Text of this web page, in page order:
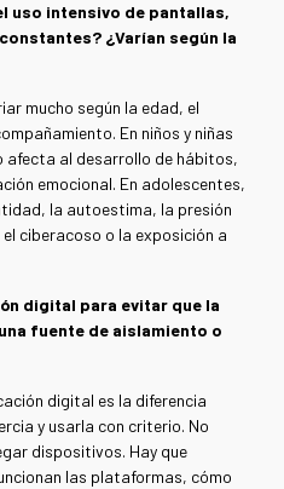
uso intensivo de pantallas,
¿Varían según la
mucho según la edad, el
En niños y niñas
afecta al desarrollo de hábitos,
emocional. En adolescentes,
la autoestima, la presión
ciberacoso o la exposición a
digital para evitar que la
fuente de aislamiento o
digital es la diferencia
y usarla con criterio. No
dispositivos. Hay que
las plataformas, cómo